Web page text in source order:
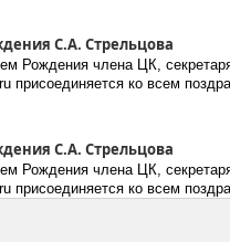
С.А. Стрельцова
Рождения члена ЦК,
присоединяется ко всем
С.А. Стрельцова
Рождения члена ЦК,
присоединяется ко всем